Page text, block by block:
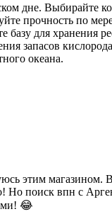
дне. Выбирайте
прочность по
базу для хранения
запасов
океана.
этим магазином.
Но поиск впн с
😂